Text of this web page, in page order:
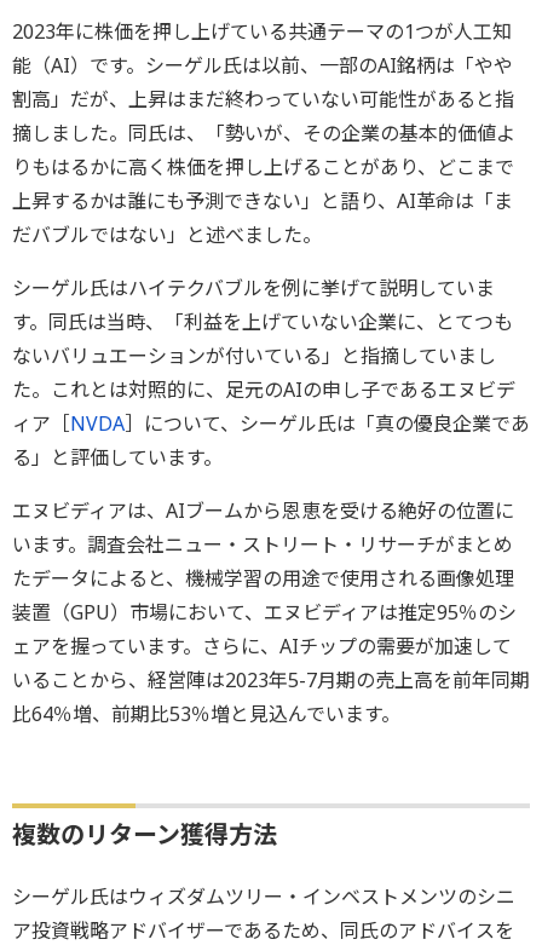
2023年に株価を押し上げている共通テーマの1つが人工知
能（AI）です。シーゲル氏は以前、一部のAI銘柄は「やや
割高」だが、上昇はまだ終わっていない可能性があると指
摘しました。同氏は、「勢いが、その企業の基本的価値よ
りもはるかに高く株価を押し上げることがあり、どこまで
上昇するかは誰にも予測できない」と語り、AI革命は「ま
だバブルではない」と述べました。
シーゲル氏はハイテクバブルを例に挙げて説明していま
す。同氏は当時、「利益を上げていない企業に、とてつも
ないバリュエーションが付いている」と指摘していまし
た。これとは対照的に、足元のAIの申し子であるエヌビデ
ィア［NVDA］について、シーゲル氏は「真の優良企業であ
る」と評価しています。
エヌビディアは、AIブームから恩恵を受ける絶好の位置に
います。調査会社ニュー・ストリート・リサーチがまとめ
たデータによると、機械学習の用途で使用される画像処理
装置（GPU）市場において、エヌビディアは推定95％のシ
ェアを握っています。さらに、AIチップの需要が加速して
いることから、経営陣は2023年5-7月期の売上高を前年同期
比64％増、前期比53％増と見込んでいます。
複数のリターン獲得方法
シーゲル氏はウィズダムツリー・インベストメンツのシニ
ア投資戦略アドバイザーであるため、同氏のアドバイスを